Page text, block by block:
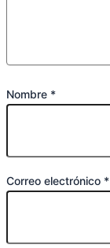
Nombre *
Correo electrónico *